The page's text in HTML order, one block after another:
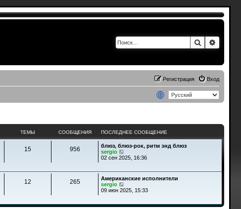
Поиск
Вход
Регистрация
ТЕМЫ СООБЩЕНИЯ ПОСЛЕДНЕЕ СООБЩЕНИЕ
15 956
блюз, блюз-рок, ритм энд блюз
sergio
е
т
к
о
02 сен 2025, 16:36
12 265
Американские исполнители
sergio
е
й
09 июн 2025, 15:33